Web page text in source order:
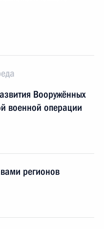
Вооружённых
военной операции
регионов